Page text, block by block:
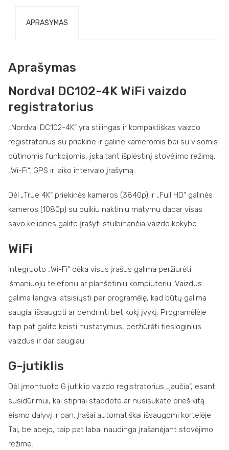
APRAŠYMAS
Aprašymas
Nordval DC102-4K WiFi vaizdo
registratorius
„Nordväl DC102-4K“ yra stilingas ir kompaktiškas vaizdo
registratorius su priekine ir galine kameromis bei su visomis
būtinomis funkcijomis, įskaitant išplėstinį stovėjimo režimą,
„Wi-Fi“, GPS ir laiko intervalo įrašymą.
Dėl „True 4K“ priekinės kameros (3840p) ir „Full HD“ galinės
kameros (1080p) su puikiu naktiniu matymu dabar visas
savo keliones galite įrašyti stulbinančia vaizdo kokybe.
WiFi
Integruoto „Wi-Fi“ dėka visus įrašus galima peržiūrėti
išmaniuoju telefonu ar planšetiniu kompiuteriu. Vaizdus
galima lengvai atsisiųsti per programėlę, kad būtų galima
saugiai išsaugoti ar bendrinti bet kokį įvykį. Programėlėje
taip pat galite keisti nustatymus, peržiūrėti tiesioginius
vaizdus ir dar daugiau.
G-jutiklis
Dėl įmontuoto G jutiklio vaizdo registratorius „jaučia“, esant
susidūrimui, kai stipriai stabdote ar nusisukate prieš kitą
eismo dalyvį ir pan. Įrašai automatiškai išsaugomi kortelėje.
Tai, be abejo, taip pat labai naudinga įrašanėjant stovėjimo
režime.